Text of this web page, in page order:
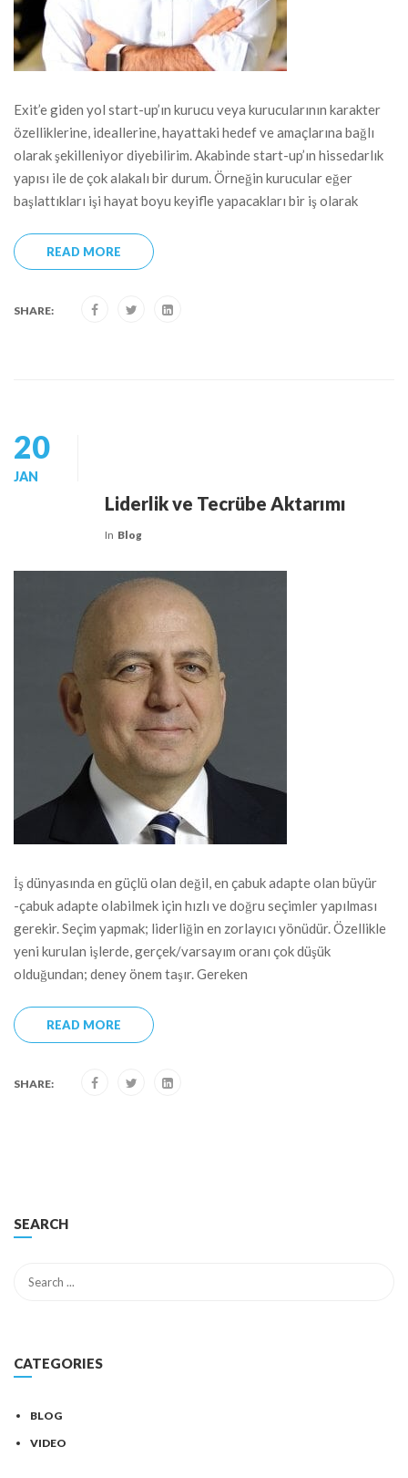
Exit’e giden yol start-up’ın kurucu veya kurucularının karakter
özelliklerine, ideallerine, hayattaki hedef ve amaçlarına bağlı
olarak şekilleniyor diyebilirim. Akabinde start-up’ın hissedarlık
yapısı ile de çok alakalı bir durum. Örneğin kurucular eğer
başlattıkları işi hayat boyu keyifle yapacakları bir iş olarak
READ MORE
SHARE:
20
JAN
Liderlik ve Tecrübe Aktarımı
In Blog
İş dünyasında en güçlü olan değil, en çabuk adapte olan büyür
-çabuk adapte olabilmek için hızlı ve doğru seçimler yapılması
gerekir. Seçim yapmak; liderliğin en zorlayıcı yönüdür. Özellikle
yeni kurulan işlerde, gerçek/varsayım oranı çok düşük
olduğundan; deney önem taşır. Gereken
READ MORE
SHARE:
SEARCH
CATEGORIES
BLOG
VIDEO